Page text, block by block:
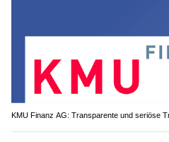
KMU Finanz AG: Transparente und seriöse